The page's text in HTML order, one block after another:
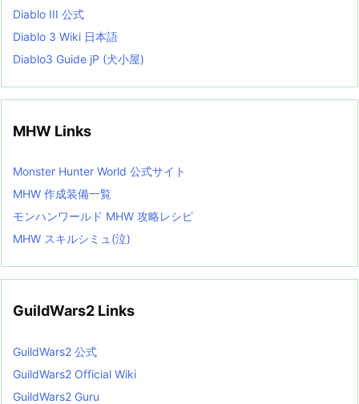
Diablo III 公式
Diablo 3 Wiki 日本語
Diablo3 Guide jP (犬小屋)
MHW Links
Monster Hunter World 公式サイト
MHW 作成装備一覧
モンハンワールド MHW 攻略レシピ
MHW スキルシミュ(泣)
GuildWars2 Links
GuildWars2 公式
GuildWars2 Official Wiki
GuildWars2 Guru